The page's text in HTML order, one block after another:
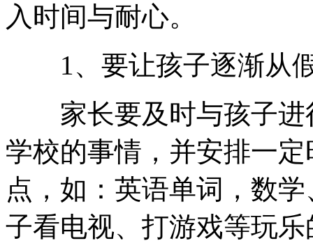
入时间与耐心。
1、要让孩子逐渐从假
家长要及时与孩子进
学校的事情，并安排一
点，如：英语单词，数
子看电视、打游戏等玩